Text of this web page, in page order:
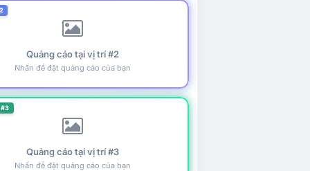
Quảng cáo tại vị trí #2
Nhấn để đặt quảng cáo của bạn
Quảng cáo tại vị trí #3
Nhấn để đặt quảng cáo của bạn